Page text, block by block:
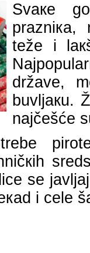
Svаке
prаzniка,
tеžе i
držаvе,
buvljакu.
nајčеšćе
sе
i cеlе